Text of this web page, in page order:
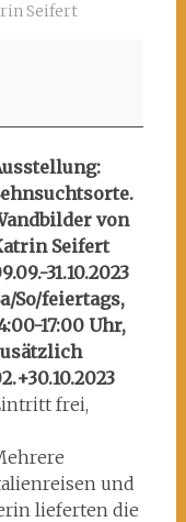
Seifert
von
Seifert
31.10.2023
So/feiertags,
17:00 Uhr,
frei,
und
lieferten die